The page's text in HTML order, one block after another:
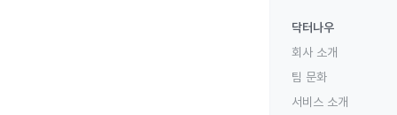
닥터나우
회사 소개
팀 문화
서비스 소개